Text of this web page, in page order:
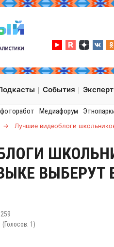
События
Медиафорум
→
Лучшие видеоблоги
ВЫБЕРУТ
(Голосов: 1 )